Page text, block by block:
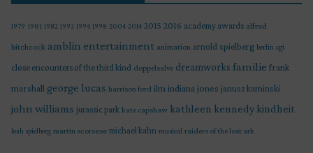
1979 1981 1982 1993 1994 1998 2004 2014 2015 2016 academy awards alfred
hitchcock amblin entertainment animation arnold spielberg berlin cgi
close encounters of the third kind doppelsalve dreamworks familie frank
marshall george lucas harrison ford ilm indiana jones janusz kaminski
john williams jurassic park kate capshaw kathleen kennedy kindheit
leah spielberg martin scorsese michael kahn musical raiders of the lost ark